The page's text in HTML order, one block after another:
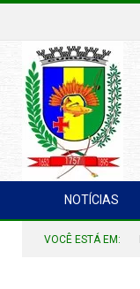
NOTÍCIAS
VOCÊ ESTÁ EM: